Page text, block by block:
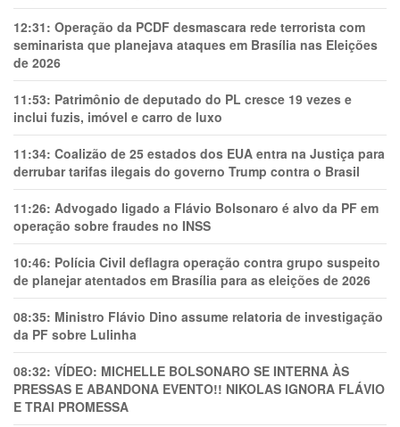
12:31: Operação da PCDF desmascara rede terrorista com
seminarista que planejava ataques em Brasília nas Eleições
de 2026
11:53: Patrimônio de deputado do PL cresce 19 vezes e
inclui fuzis, imóvel e carro de luxo
11:34: Coalizão de 25 estados dos EUA entra na Justiça para
derrubar tarifas ilegais do governo Trump contra o Brasil
11:26: Advogado ligado a Flávio Bolsonaro é alvo da PF em
operação sobre fraudes no INSS
10:46: Polícia Civil deflagra operação contra grupo suspeito
de planejar atentados em Brasília para as eleições de 2026
08:35: Ministro Flávio Dino assume relatoria de investigação
da PF sobre Lulinha
08:32: VÍDEO: MICHELLE BOLSONARO SE INTERNA ÀS
PRESSAS E ABANDONA EVENTO!! NIKOLAS IGNORA FLÁVIO
E TRAl PROMESSA